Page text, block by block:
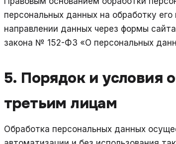
персональных данных на обработку
направлении данных через формы
закона № 152-ФЗ «О персональных
5. Порядок и условия
третьим лицам
Обработка персональных данных